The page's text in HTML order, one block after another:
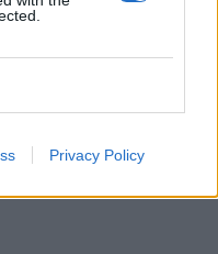
Privacy Policy
Policyand